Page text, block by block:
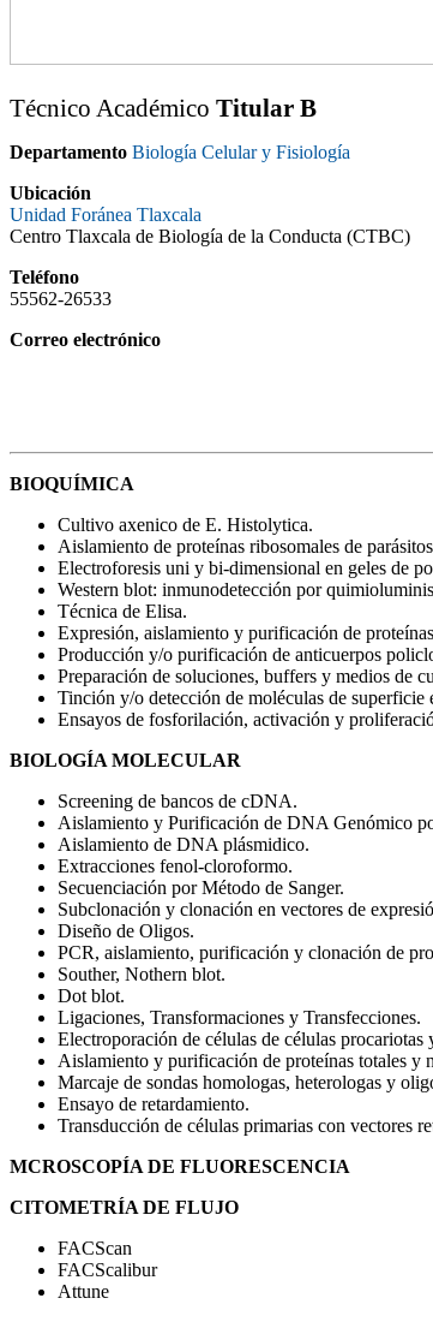
Técnico Académico Titular B
Departamento Biología Celular y Fisiología
Ubicación
Unidad Foránea Tlaxcala
Centro Tlaxcala de Biología de la Conducta (CTBC)
Teléfono
55562-26533
Correo electrónico
BIOQUÍMICA
Cultivo axenico de E. Histolytica.
Aislamiento de proteínas ribosomales de
Electroforesis uni y bi-dimensional en geles de
Western blot: inmunodetección por
Técnica de Elisa.
Expresión, aislamiento y purificación de
Producción y/o purificación de anticuerpos
Preparación de soluciones, buffers y medios de
Tinción y/o detección de moléculas de superficie
Ensayos de fosforilación, activación y
BIOLOGÍA MOLECULAR
Screening de bancos de cDNA.
Aislamiento y Purificación de DNA Genómico
Aislamiento de DNA plásmidico.
Extracciones fenol-cloroformo.
Secuenciación por Método de Sanger.
Subclonación y clonación en vectores de
Diseño de Oligos.
PCR, aislamiento, purificación y clonación de
Souther, Nothern blot.
Dot blot.
Ligaciones, Transformaciones y Transfecciones.
Electroporación de células de células procariotas
Aislamiento y purificación de proteínas totales y
Marcaje de sondas homologas, heterologas y
Ensayo de retardamiento.
Transducción de células primarias con vectores
MCROSCOPÍA DE FLUORESCENCIA
CITOMETRÍA DE FLUJO
FACScan
FACScalibur
Attune